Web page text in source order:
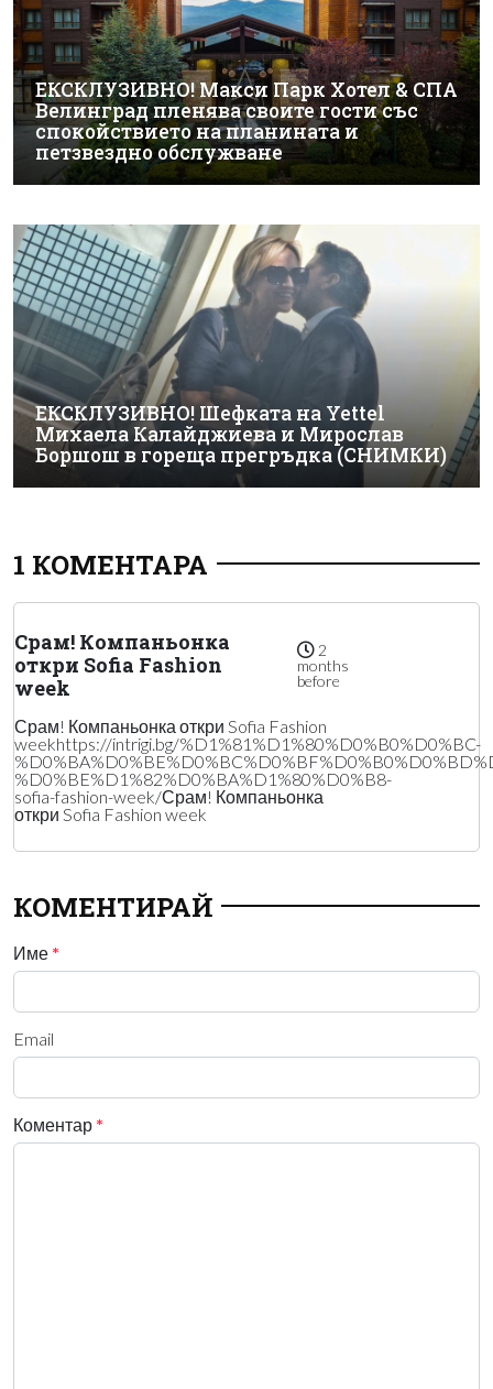
ЕКСКЛУЗИВНО! Макси Парк Хотел & СПА
Велинград пленява своите гости със
спокойствието на планината и
петзвездно обслужване
ЕКСКЛУЗИВНО! Шефката на Yettel
Михаела Калайджиева и Мирослав
Боршош в гореща прегръдка (СНИМКИ)
1 КОМЕНТАРА
Срам! Компаньонка
откри Sofia Fashion
week
2
months
before
Срам! Компаньонка откри Sofia Fashion
weekhttps://intrigi.bg/%D1%81%D1%80%D0%B0%D0%BC-
%D0%BE%D1%82%D0%BA%D1%80%D0%B8-
sofia-fashion-week/Срам! Компаньонка
откри Sofia Fashion week
КОМЕНТИРАЙ
Име *
Email
Коментар *